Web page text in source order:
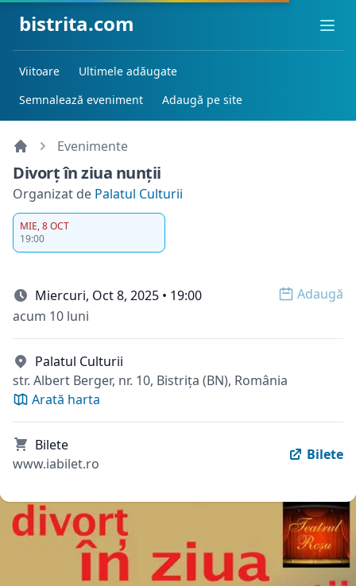
bistrita.com
Viitoare
Ultimele adăugate
Semnalează eveniment
Adaugă pe site
Evenimente
Divorț în ziua nunții
Organizat de Palatul Culturii
MIE, 8 OCT
19:00
Miercuri, Oct 8, 2025 • 19:00 Open
Adaugă
acum 10 luni
Palatul Culturii
str. Albert Berger, nr. 10, Bistrița (BN), România
Arată harta
Bilete
www.iabilet.ro
Bilete